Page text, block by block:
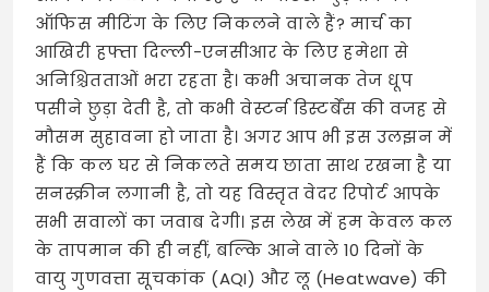
ऑफिस मीटिंग के लिए निकलने वाले हैं? मार्च का
आखिरी हफ्ता दिल्ली-एनसीआर के लिए हमेशा से
अनिश्चितताओं भरा रहता है। कभी अचानक तेज धूप
पसीने छुड़ा देती है, तो कभी वेस्टर्न डिस्टर्बेंस की वजह से
मौसम सुहावना हो जाता है। अगर आप भी इस उलझन में
हैं कि कल घर से निकलते समय छाता साथ रखना है या
सनस्क्रीन लगानी है, तो यह विस्तृत वेदर रिपोर्ट आपके
सभी सवालों का जवाब देगी। इस लेख में हम केवल कल
के तापमान की ही नहीं, बल्कि आने वाले 10 दिनों के
वायु गुणवत्ता सूचकांक (AQI) और लू (Heatwave) की